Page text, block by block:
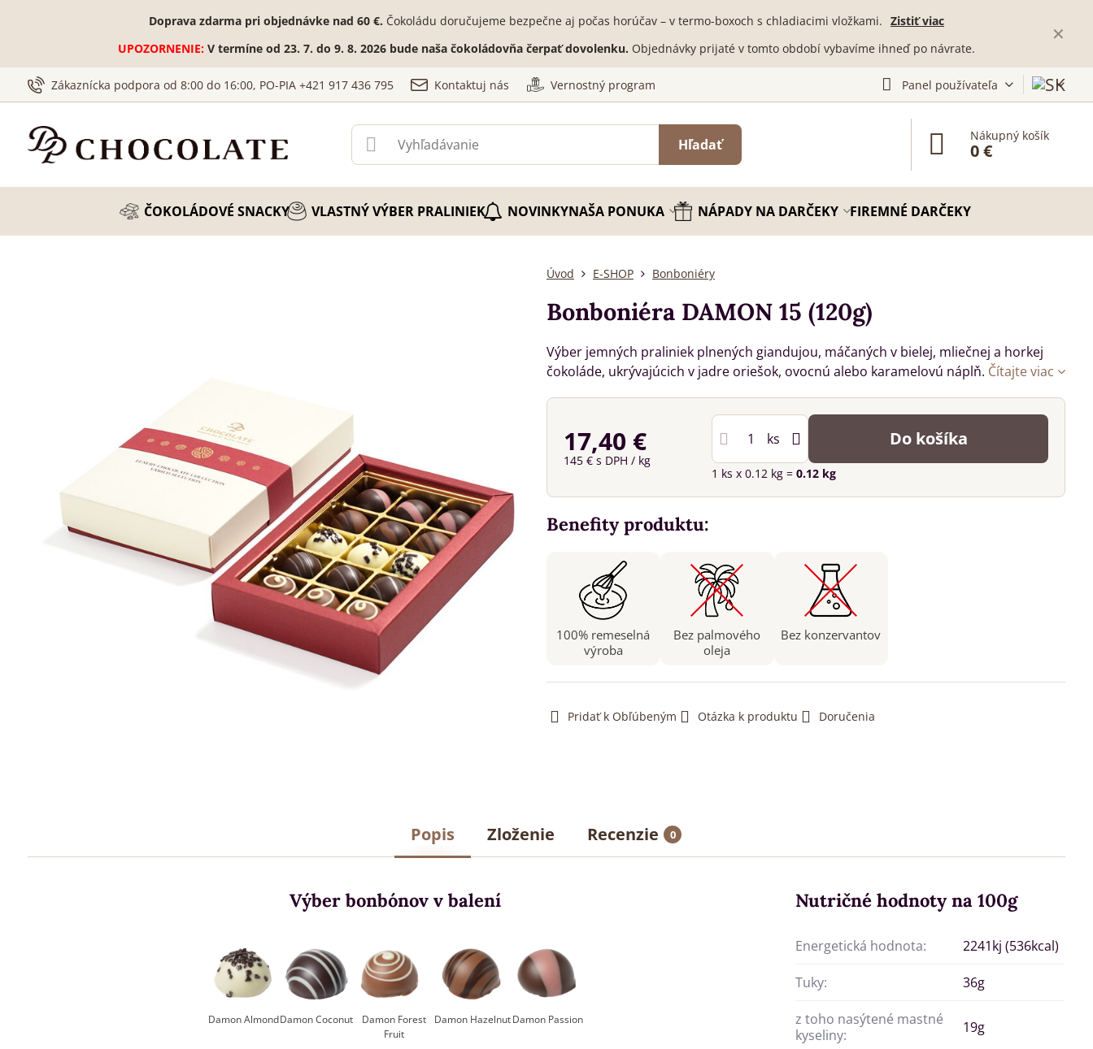
✕
Doprava zdarma pri objednávke nad 60 €. Čokoládu doručujeme bezpečne aj počas horúčav – v termo-boxoch s chladiacimi vložkami. Zistiť viac
UPOZORNENIE:V termíne od 23. 7. do 9. 8. 2026 bude naša čokoládovňa čerpať dovolenku. Objednávky prijaté v tomto období vybavíme ihneď po návrate.
Zákaznícka podpora od 8:00 do 16:00, PO-PIA +421 917 436 795 Kontaktuj nás Vernostný program Panel používateľa
Hľadať
Nákupný košík
0 €
ČOKOLÁDOVÉ SNACKY VLASTNÝ VÝBER PRALINIEK NOVINKYNAŠA PONUKA NÁPADY NA DARČEKY FIREMNÉ DARČEKY
Úvod E-SHOP Bonboniéry
Bonboniéra DAMON 15 (120g)
Výber jemných praliniek plnených giandujou, máčaných v bielej, mliečnej a horkej
čokoláde, ukrývajúcich v jadre oriešok, ovocnú alebo karamelovú náplň. Čítajte viac
17,40 €
145 € s DPH / kg
ks Do košíka
1 ks x 0.12 kg = 0.12kg
Benefity produktu:
100% remeselná
výroba
Bez palmového
oleja
Bez konzervantov
Pridať k Obľúbeným Otázka k produktu Doručenia
Popis Zloženie Recenzie 0
Výber bonbónov v balení
Damon AlmondDamon Coconut
Damon Forest
Fruit
Damon HazelnutDamon Passion
Nutričné hodnoty na 100g
Energetická hodnota: 2241kj (536kcal)
Tuky: 36g
z toho nasýtené mastné
kyseliny:
19g